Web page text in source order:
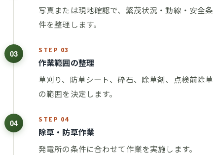
写真または現地確認で、繁茂状況・動線・安全条
件を整理します。
03 STEP 03
作業範囲の整理
草刈り、防草シート、砕石、除草剤、点検前除草
の範囲を決定します。
04 STEP 04
除草・防草作業
発電所の条件に合わせて作業を実施します。